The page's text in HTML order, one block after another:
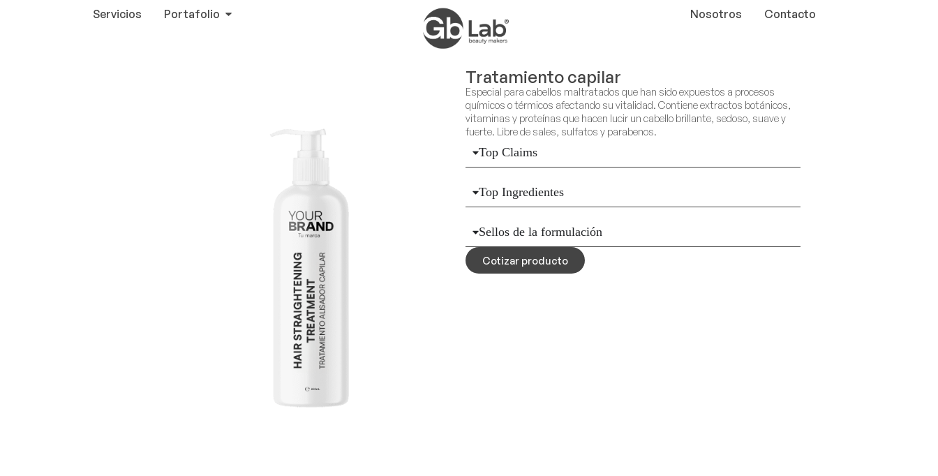
Servicios Portafolio Nosotros Contacto
Tratamiento capilar
Especial para cabellos maltratados que han sido expuestos a procesos
químicos o térmicos afectando su vitalidad. Contiene extractos botánicos,
vitaminas y proteínas que hacen lucir un cabello brillante, sedoso, suave y
fuerte. Libre de sales, sulfatos y parabenos.
Top Claims
Top Ingredientes
Sellos de la formulación
Cotizar producto